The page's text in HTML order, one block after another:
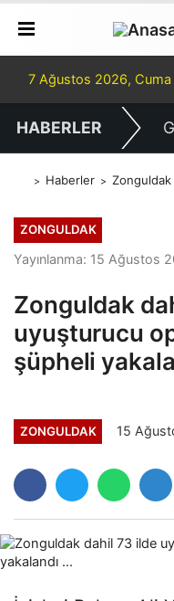
7 Ağustos 2026, Cuma
HABERLER
Haberler Zonguldak
ZONGULDAK
Yayınlanma: 15 Ağustos
Zonguldak
uyuşturucu
şüpheli
ZONGULDAK 15